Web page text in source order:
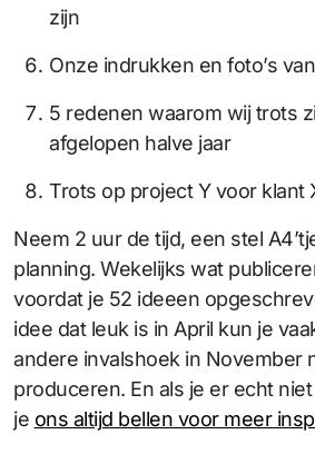
zijn
Onze indrukken en foto’s
5 redenen waarom wij trots
afgelopen halve jaar
Trots op project Y voor klant
Neem 2 uur de tijd, een stel
planning. Wekelijks wat
voordat je 52 ideeen
idee dat leuk is in April kun je
andere invalshoek in November
produceren. En als je er echt
je ons altijd bellen voor meer